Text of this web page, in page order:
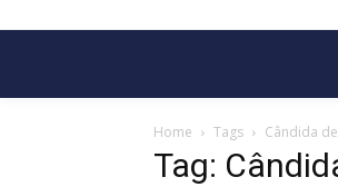
Home Tags Cândida
Tag: